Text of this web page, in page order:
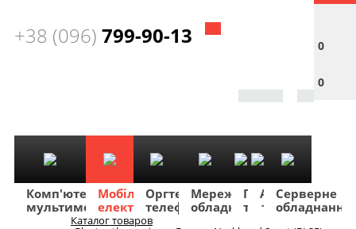
0
0
+38 (096) 799-90-13
Комп'ютери
мультимедіа
Мобільна
електроніка
Оргтехніка
телефонія
Мережеве
обладнання
Побутова
техніка
TV
та
Фото
та
Авто
та
Серверне
обладнання
Каталог товаров